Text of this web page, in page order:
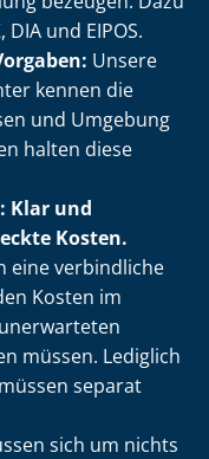
DIA und EIPOS.
Unsere
kennen die
und Umgebung
halten diese
Klar und
Kosten.
eine verbindliche
Kosten im
müssen. Lediglich
separat
sich um nichts